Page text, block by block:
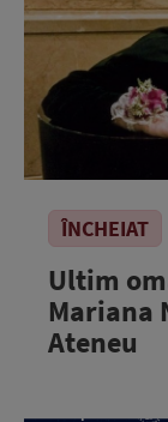
ÎNCHEIAT
Ultim
Mariana
Ateneu